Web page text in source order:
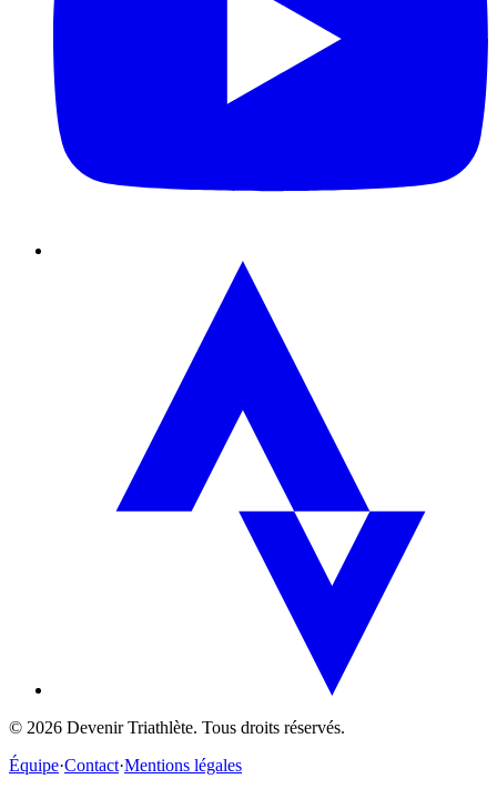
© 2026 Devenir Triathlète. Tous droits réservés.
Équipe·Contact·Mentions légales